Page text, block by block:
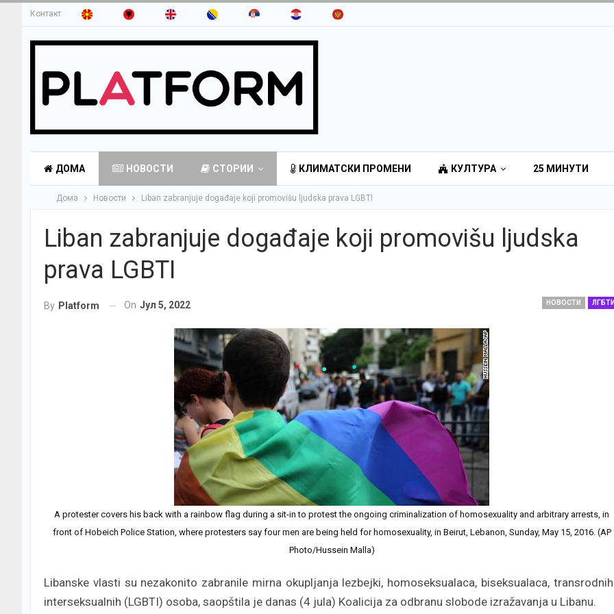
Контакт
ДОМА НОВОСТИ СТОРИИ КЛИМАТСКИ ПРОМЕНИ КУЛТУРА 25 МИНУТИ
Дома Новости Liban zabranjuje događaje koji promovišu ljudska prava LGBTI
Liban zabranjuje događaje koji promovišu ljudska
prava LGBTI
НОВОСТИ
By Platform On Јул 5, 2022
A protester covers his back with a rainbow flag during a sit-in to protest the ongoing criminalization of homosexuality and arbitrary arrests, in
front of Hobeich Police Station, where protesters say four men are being held for homosexuality, in Beirut, Lebanon, Sunday, May 15, 2016. (AP
Photo/Hussein Malla)
Libanske vlasti su nezakonito zabranile mirna okupljanja lezbejki, homoseksualaca, biseksualaca,
interseksualnih (LGBTI) osoba, saopštila je danas (4 jula) Koalicija za odbranu slobode izražavanja u Libanu.